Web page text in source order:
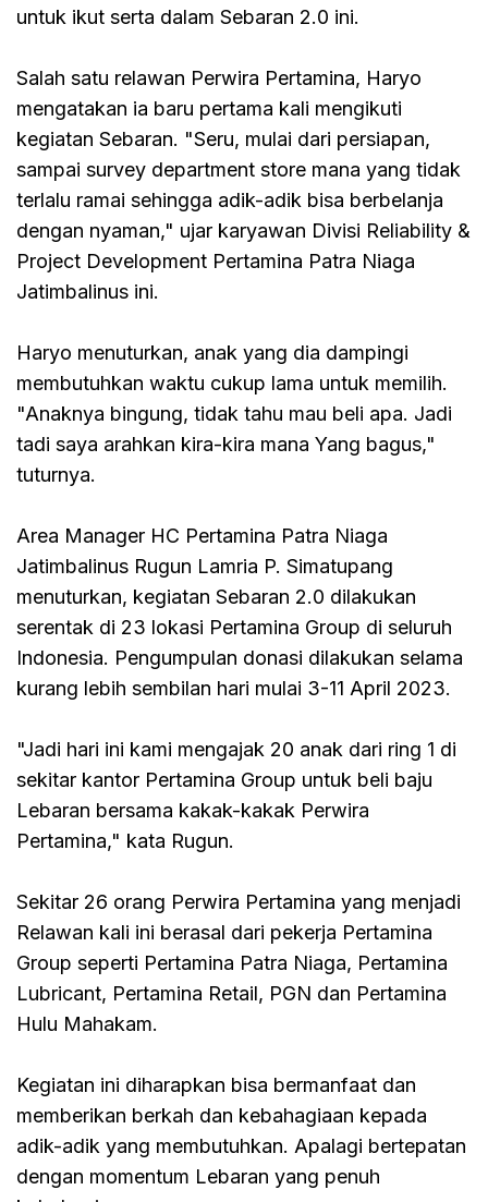
untuk ikut serta dalam Sebaran 2.0 ini.
Salah satu relawan Perwira Pertamina, Haryo
mengatakan ia baru pertama kali mengikuti
kegiatan Sebaran. "Seru, mulai dari persiapan,
sampai survey department store mana yang tidak
terlalu ramai sehingga adik-adik bisa berbelanja
dengan nyaman," ujar karyawan Divisi Reliability &
Project Development Pertamina Patra Niaga
Jatimbalinus ini.
Haryo menuturkan, anak yang dia dampingi
membutuhkan waktu cukup lama untuk memilih.
"Anaknya bingung, tidak tahu mau beli apa. Jadi
tadi saya arahkan kira-kira mana Yang bagus,"
tuturnya.
Area Manager HC Pertamina Patra Niaga
Jatimbalinus Rugun Lamria P. Simatupang
menuturkan, kegiatan Sebaran 2.0 dilakukan
serentak di 23 lokasi Pertamina Group di seluruh
Indonesia. Pengumpulan donasi dilakukan selama
kurang lebih sembilan hari mulai 3-11 April 2023.
"Jadi hari ini kami mengajak 20 anak dari ring 1 di
sekitar kantor Pertamina Group untuk beli baju
Lebaran bersama kakak-kakak Perwira
Pertamina," kata Rugun.
Sekitar 26 orang Perwira Pertamina yang menjadi
Relawan kali ini berasal dari pekerja Pertamina
Group seperti Pertamina Patra Niaga, Pertamina
Lubricant, Pertamina Retail, PGN dan Pertamina
Hulu Mahakam.
Kegiatan ini diharapkan bisa bermanfaat dan
memberikan berkah dan kebahagiaan kepada
adik-adik yang membutuhkan. Apalagi bertepatan
dengan momentum Lebaran yang penuh